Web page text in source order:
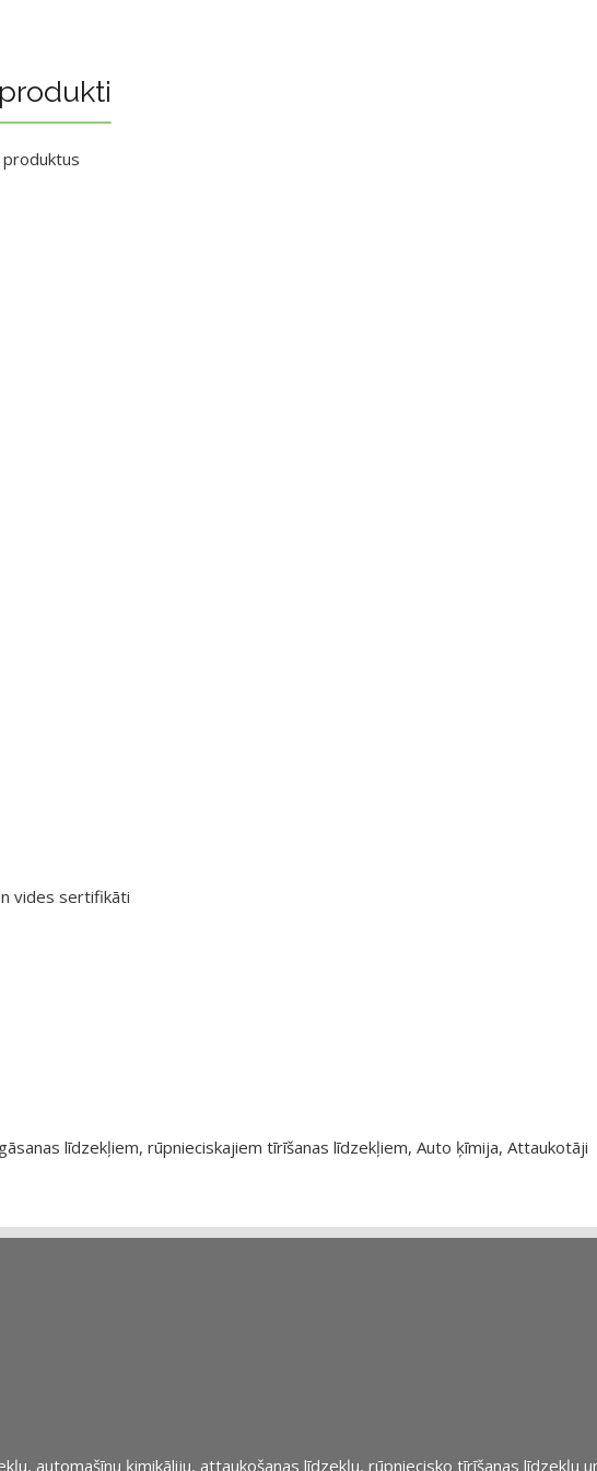
vides sertifikāti
līdzekļiem, rūpnieciskajiem tīrīšanas līdzekļiem, Auto ķīmija, Attaukotāji
automašīnu ķimikāliju, attaukošanas līdzekļu, rūpniecisko tīrīšanas līdzekļu